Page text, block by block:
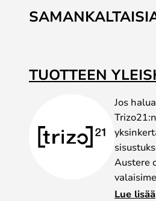
to
the
the
images
TUOTTEEN
Jos
Austere
voidaan
Lue lisää